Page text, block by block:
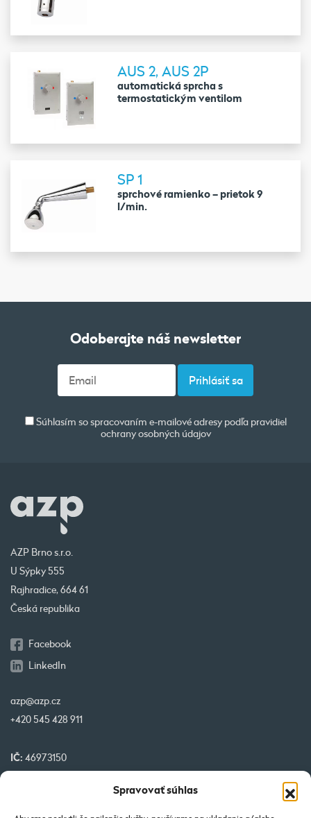
Spravovať súhlas
AUS 2, AUS 2P
automatická sprcha s
termostatickým ventilom
SP 1
sprchové ramienko – prietok 9
l/min.
Odoberajte náš newsletter
Súhlasím so spracovaním e-mailové adresy podľa pravidiel
ochrany osobných údajov
AZP Brno s.r.o.
U Sýpky 555
Rajhradice, 664 61
Česká republika
Facebook
LinkedIn
azp@azp.cz
+420 545 428 911
IČ: 46973150
CZ32 0800 0000 0000 0951 3312